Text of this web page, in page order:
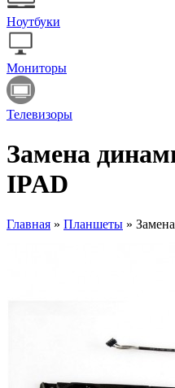
Ноутбуки
Мониторы
Телевизоры
Замена
IPAD
Главная » Планшеты »